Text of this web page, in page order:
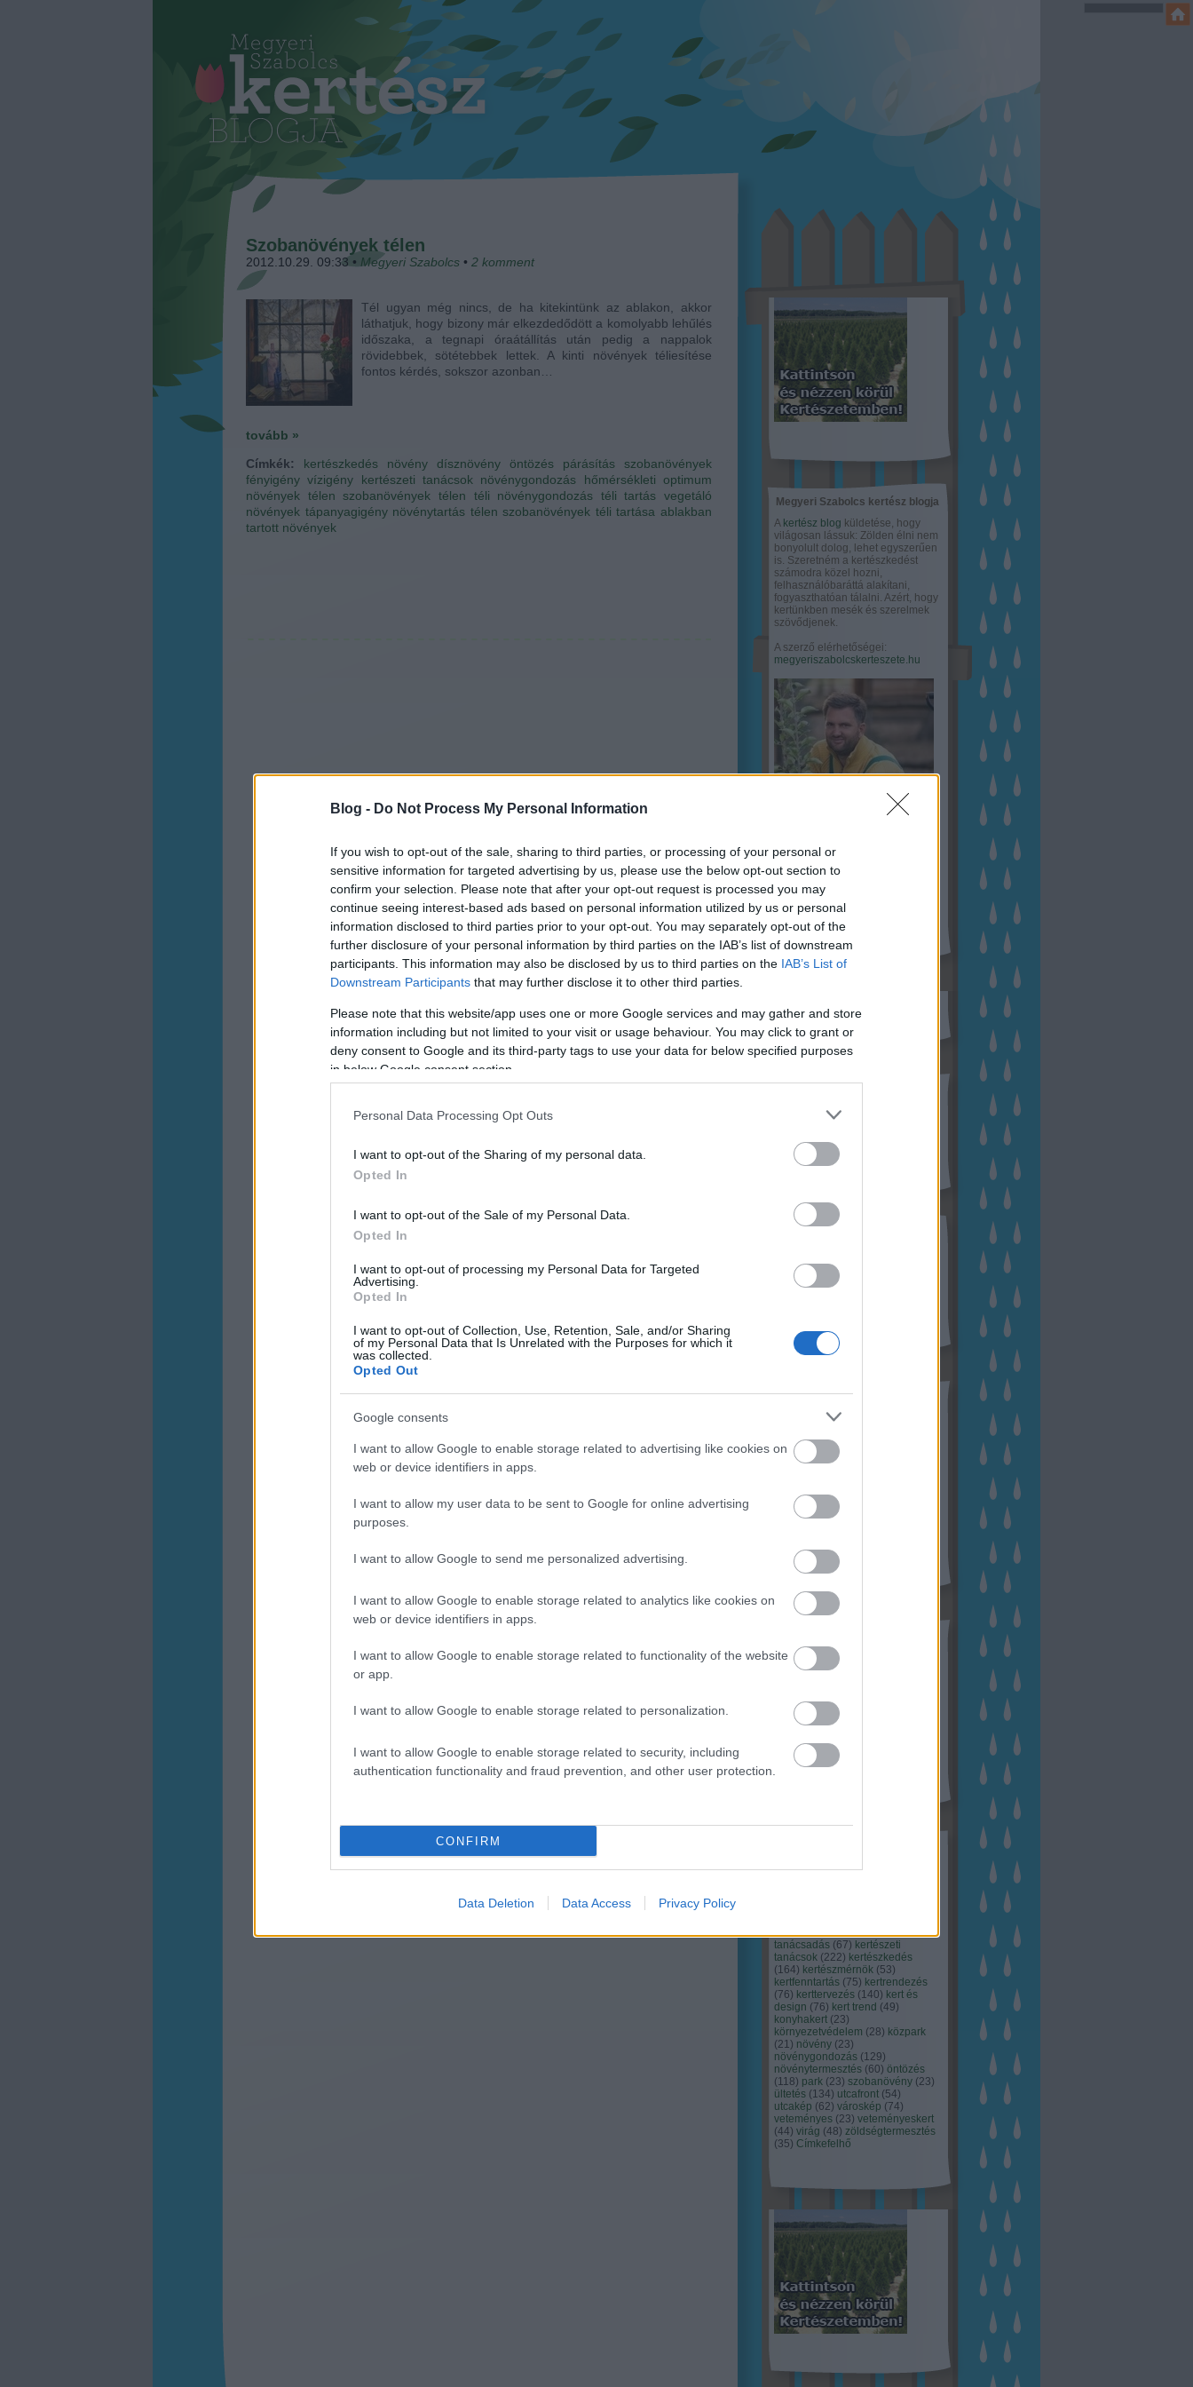
Blog - Do Not Process My Personal Information
If you wish to opt-out of the sale, sharing to third parties, or processing of your personal or
sensitive information for targeted advertising by us, please use the below opt-out section to
confirm your selection. Please note that after your opt-out request is processed you may
continue seeing interest-based ads based on personal information utilized by us or personal
information disclosed to third parties prior to your opt-out. You may separately opt-out of the
further disclosure of your personal information by third parties on the IAB’s list of downstream
participants. This information may also be disclosed by us to third parties on the IAB’s List of
Downstream Participants that may further disclose it to other third parties.
Please note that this website/app uses one or more Google services and may gather and store
information including but not limited to your visit or usage behaviour. You may click to grant or
deny consent to Google and its third-party tags to use your data for below specified purposes
in below Google consent section.
Personal Data Processing Opt Outs
I want to opt-out of the Sharing of my personal data.
Opted In
I want to opt-out of the Sale of my Personal Data.
Opted In
I want to opt-out of processing my Personal Data for Targeted
Advertising.
Opted In
I want to opt-out of Collection, Use, Retention, Sale, and/or Sharing
of my Personal Data that Is Unrelated with the Purposes for which it
was collected.
Opted Out
Google consents
I want to allow Google to enable storage related to advertising like cookies on
web or device identifiers in apps.
I want to allow my user data to be sent to Google for online advertising
purposes.
I want to allow Google to send me personalized advertising.
I want to allow Google to enable storage related to analytics like cookies on
web or device identifiers in apps.
I want to allow Google to enable storage related to functionality of the website
or app.
I want to allow Google to enable storage related to personalization.
I want to allow Google to enable storage related to security, including
authentication functionality and fraud prevention, and other user protection.
CONFIRM
Data Deletion Data Access Privacy Policy
Szobanövények télen
2012.10.29. 09:33 • Megyeri Szabolcs • 2 komment
Tél ugyan még nincs, de ha kitekintünk az ablakon, akkor
láthatjuk, hogy bizony már elkezdedődött a komolyabb lehűlés
időszaka, a tegnapi óraátállítás után pedig a nappalok
rövidebbek, sötétebbek lettek. A kinti növények téliesítése
fontos kérdés, sokszor azonban…
tovább »
Címkék: kertészkedés növény dísznövény öntözés párásítás
szobanövények
fényigény vízigény kertészeti tanácsok növénygondozás
hőmérsékleti optimum
növények télen szobanövények télen téli növénygondozás téli tartás
vegetáló
növények tápanyagigény növénytartás télen szobanövények téli tartása ablakban
tartott növények
Megyeri Szabolcs kertész blogja
A kertész blog küldetése, hogy
világosan lássuk: Zölden élni nem
bonyolult dolog, lehet egyszerűen
is. Szeretném a kertészkedést
számodra közel hozni,
felhasználóbaráttá alakítani,
fogyaszthatóan tálalni. Azért, hogy
kertünkben mesék és szerelmek
szövődjenek.
A szerző elérhetőségei:
megyeriszabolcskerteszete.hu
Kertészete
Hírlevél feliratkozás
Archívum
2022 november
2022 szeptember
2022 augusztus
2022 április (
2021 december
2021 október
Budapest (45) dísznövény
(126) kertészet (118) kertészeti
tanácsadás (67) kertészeti
tanácsok (222) kertészkedés
(164) kertészmérnök (53)
kertfenntartás (75) kertrendezés
(76) kerttervezés (140) kert és
design (76) kert trend (49)
konyhakert (23)
környezetvédelem (28) közpark
(21) növény (23)
növénygondozás (129)
növénytermesztés (60) öntözés
(118) park (23) szobanövény (23)
ültetés (134) utcafront (54)
utcakép (62) városkép (74)
veteményes (23) veteményeskert
(44) virág (48) zöldségtermesztés
(35) Címkefelhő